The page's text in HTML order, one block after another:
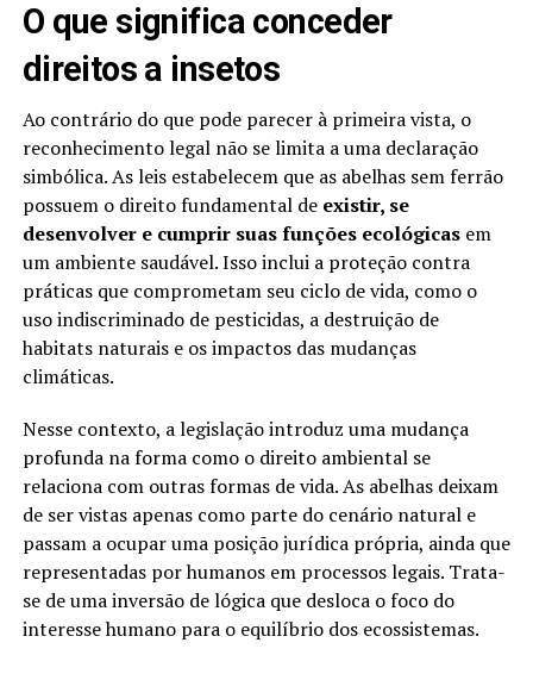
O que significa conceder
direitos a insetos
Ao contrário do que pode parecer à primeira vista, o
reconhecimento legal não se limita a uma declaração
simbólica. As leis estabelecem que as abelhas sem ferrão
possuem o direito fundamental de existir, se
desenvolver e cumprir suas funções ecológicasem
um ambiente saudável. Isso inclui a proteção contra
práticas que comprometam seu ciclo de vida, como o
uso indiscriminado de pesticidas, a destruição de
habitats naturais e os impactos das mudanças
climáticas.
Nesse contexto, a legislação introduz uma mudança
profunda na forma como o direito ambiental se
relaciona com outras formas de vida. As abelhas deixam
de ser vistas apenas como parte do cenário natural e
passam a ocupar uma posição jurídica própria, ainda que
representadas por humanos em processos legais. Trata-
se de uma inversão de lógica que desloca o foco do
interesse humano para o equilíbrio dos ecossistemas.